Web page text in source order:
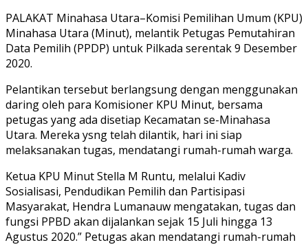
PALAKAT Minahasa Utara–Komisi Pemilihan Umum (KPU)
Minahasa Utara (Minut), melantik Petugas Pemutahiran
Data Pemilih (PPDP) untuk Pilkada serentak 9 Desember
2020.
Pelantikan tersebut berlangsung dengan menggunakan
daring oleh para Komisioner KPU Minut, bersama
petugas yang ada disetiap Kecamatan se-Minahasa
Utara. Mereka ysng telah dilantik, hari ini siap
melaksanakan tugas, mendatangi rumah-rumah warga.
Ketua KPU Minut Stella M Runtu, melalui Kadiv
Sosialisasi, Pendudikan Pemilih dan Partisipasi
Masyarakat, Hendra Lumanauw mengatakan, tugas dan
fungsi PPBD akan dijalankan sejak 15 Juli hingga 13
Agustus 2020.” Petugas akan mendatangi rumah-rumah